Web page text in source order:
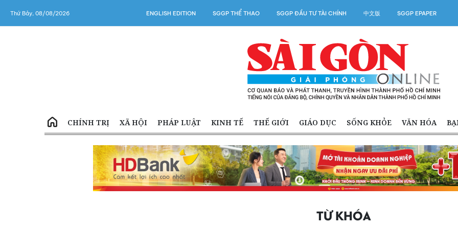
Thứ Bảy, 08/08/2026 ENGLISH EDITION SGGP THỂ THAO SGGP ĐẦU TƯ TÀI CHÍNH 中文版 SGGP EPAPER
CHÍNH TRỊ XÃ HỘI PHÁP LUẬT KINH TẾ THẾ GIỚI GIÁO DỤC SỐNG KHỎE VĂN HÓA
TỪ KHÓA